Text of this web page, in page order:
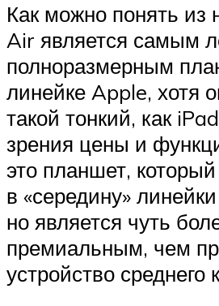
Как можно понять из
Air является самым
полноразмерным
линейке Apple, хотя
такой тонкий, как
зрения цены и
это планшет,
в «середину»
но является чуть
премиальным, чем
устройство среднего